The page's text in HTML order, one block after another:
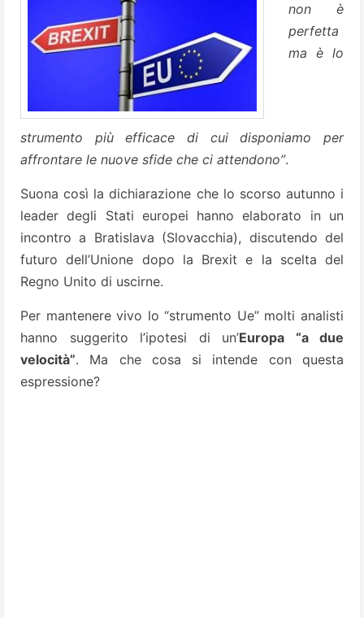
non è
perfetta
ma è lo
strumento più efficace di cui disponiamo per
affrontare le nuove sfide che ci attendono”.
Suona così la dichiarazione che lo scorso autunno i
leader degli Stati europei hanno elaborato in un
incontro a Bratislava (Slovacchia), discutendo del
futuro dell’Unione dopo la Brexit e la scelta del
Regno Unito di uscirne.
Per mantenere vivo lo “strumento Ue” molti analisti
hanno suggerito l’ipotesi di un’Europa “a due
velocità”. Ma che cosa si intende con questa
espressione?